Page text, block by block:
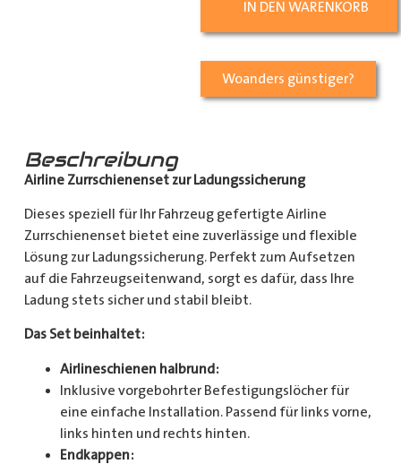
IN DEN WARENKORB
Woanders günstiger?
Beschreibung
Airline Zurrschienenset zur Ladungssicherung
Dieses speziell für Ihr Fahrzeug gefertigte Airline
Zurrschienenset bietet eine zuverlässige und flexible
Lösung zur Ladungssicherung. Perfekt zum Aufsetzen
auf die Fahrzeugseitenwand, sorgt es dafür, dass Ihre
Ladung stets sicher und stabil bleibt.
Das Set beinhaltet:
Airlineschienen halbrund:
Inklusive vorgebohrter Befestigungslöcher für
eine einfache Installation. Passend für links vorne,
links hinten und rechts hinten.
Endkappen: